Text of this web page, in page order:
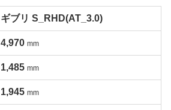
ギブリ S_RHD(AT_3.0)
4,970 mm
1,485 mm
1,945 mm